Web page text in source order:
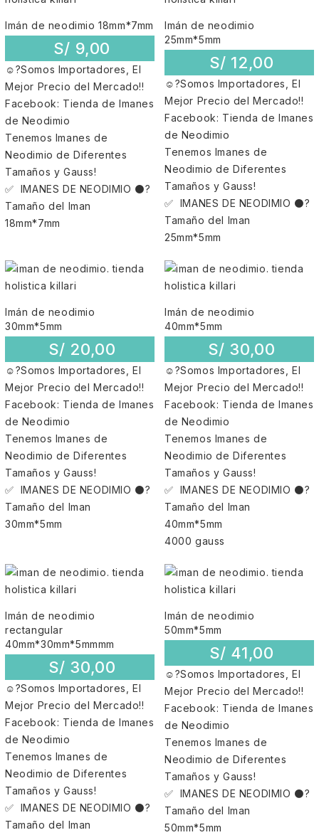
Imán de neodimio 18mm*7mm
S/ 9,00
☺?Somos Importadores, El
Mejor Precio del Mercado!!
Facebook: Tienda de Imanes
de Neodimio
Tenemos Imanes de
Neodimio de Diferentes
Tamaños y Gauss!
✅ IMANES DE NEODIMIO ⚫?
Tamaño del Iman
18mm*7mm
Imán de neodimio
25mm*5mm
S/ 12,00
☺?Somos Importadores, El
Mejor Precio del Mercado!!
Facebook: Tienda de Imanes
de Neodimio
Tenemos Imanes de
Neodimio de Diferentes
Tamaños y Gauss!
✅ IMANES DE NEODIMIO ⚫?
Tamaño del Iman
25mm*5mm
Imán de neodimio
30mm*5mm
S/ 20,00
☺?Somos Importadores, El
Mejor Precio del Mercado!!
Facebook: Tienda de Imanes
de Neodimio
Tenemos Imanes de
Neodimio de Diferentes
Tamaños y Gauss!
✅ IMANES DE NEODIMIO ⚫?
Tamaño del Iman
30mm*5mm
Imán de neodimio
40mm*5mm
S/ 30,00
☺?Somos Importadores, El
Mejor Precio del Mercado!!
Facebook: Tienda de Imanes
de Neodimio
Tenemos Imanes de
Neodimio de Diferentes
Tamaños y Gauss!
✅ IMANES DE NEODIMIO ⚫?
Tamaño del Iman
40mm*5mm
4000 gauss
Imán de neodimio
rectangular
40mm*30mm*5mmmm
S/ 30,00
☺?Somos Importadores, El
Mejor Precio del Mercado!!
Facebook: Tienda de Imanes
de Neodimio
Tenemos Imanes de
Neodimio de Diferentes
Tamaños y Gauss!
✅ IMANES DE NEODIMIO ⚫?
Tamaño del Iman
Imán de neodimio
50mm*5mm
S/ 41,00
☺?Somos Importadores, El
Mejor Precio del Mercado!!
Facebook: Tienda de Imanes
de Neodimio
Tenemos Imanes de
Neodimio de Diferentes
Tamaños y Gauss!
✅ IMANES DE NEODIMIO ⚫?
Tamaño del Iman
50mm*5mm